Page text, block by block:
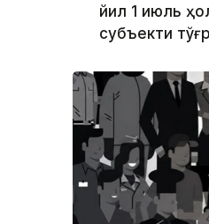
йил 1 июль
субъекти